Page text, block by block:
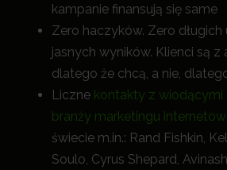
kampanie finansują się same
Zero haczyków. Zero długich
jasnych wyników. Klienci są z
dlatego że chcą, a nie,
Liczne kontakty z wiodącymi
branży marketingu
świecie m.in.: Rand Fishkin,
Soulo, Cyrus Shepard,